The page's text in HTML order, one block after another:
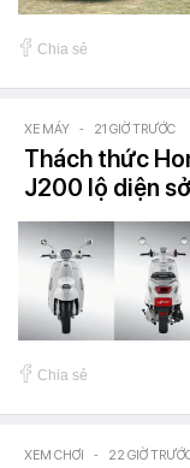
Chia sẻ
XE MÁY - 21 GIỜ TRƯỚC
Thách thức
J200 lộ diện
Chia sẻ
XEM CHƠI - 22 GIỜ